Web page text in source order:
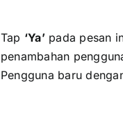
Tap ‘Ya’pada pesan
penambahan
Pengguna baru